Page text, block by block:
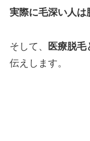
実際に毛深い人は
そして、 医療脱
伝えします。